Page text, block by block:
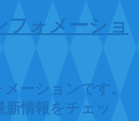
フォメーショ
ーションです。
情報をチェッ